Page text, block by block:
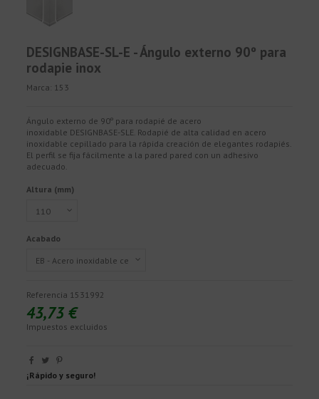
DESIGNBASE-SL-E - Ángulo externo 90º para
rodapie inox
Marca: 153
Ángulo externo de 90º para rodapié de acero
inoxidable DESIGNBASE-SLE. Rodapié de alta calidad en acero
inoxidable cepillado para la rápida creación de elegantes rodapiés.
El perfil se fija fácilmente a la pared pared con un adhesivo
adecuado.
Altura (mm)
Acabado
Referencia 1531992
43,73 €
Impuestos excluidos
¡Rápido y seguro!